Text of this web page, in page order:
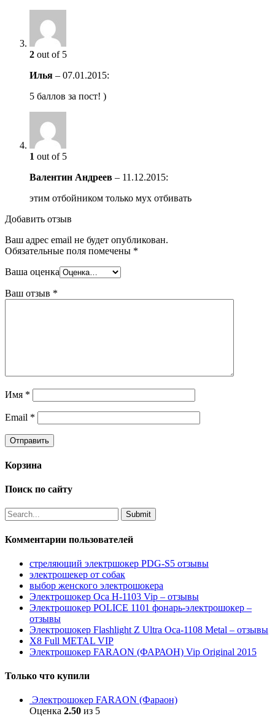
2 out of 5
Илья – 07.01.2015:
5 баллов за пост! )
1 out of 5
Валентин Андреев – 11.12.2015:
этим отбойником только мух отбивать
Добавить отзыв
Ваш адрес email не будет опубликован.
Обязательные поля помечены *
Ваша оценка
Ваш отзыв *
Имя *
Email *
Корзина
Поиск по сайту
Комментарии пользователей
стреляющий электршокер PDG-S5 отзывы
электрошекер от собак
выбор женского электрошокера
Электрошокер Оса H-1103 Vip – отзывы
Электрошокер POLICE 1101 фонарь-электрошокер –
отзывы
Электрошокер Flashlight Z Ultra Оса-1108 Metal – отзывы
Х8 Full METAL VIP
Электрошокер FARAON (ФАРАОН) Vip Original 2015
Только что купили
Электрошокер FARAON (Фараон)
Оценка 2.50 из 5